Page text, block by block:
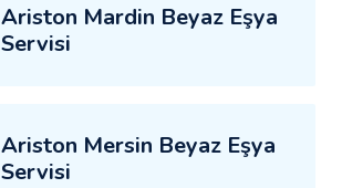
Ariston Mardin Beyaz Eşya
Servisi
Ariston Mersin Beyaz Eşya
Servisi